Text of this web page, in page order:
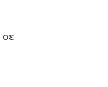
σε